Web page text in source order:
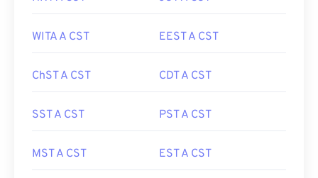
WITA A CST EEST A CST
ChST A CST CDT A CST
SST A CST PST A CST
MST A CST EST A CST